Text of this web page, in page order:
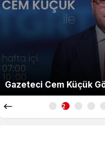
Gözaltına Alındı
3